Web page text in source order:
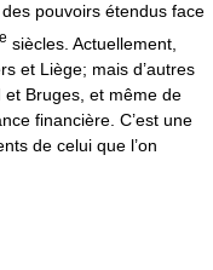
pouvoirs étendus face
e siècles. Actuellement,
et Liège; mais d’autres
Bruges, et même de
financière. C’est une
de celui que l’on